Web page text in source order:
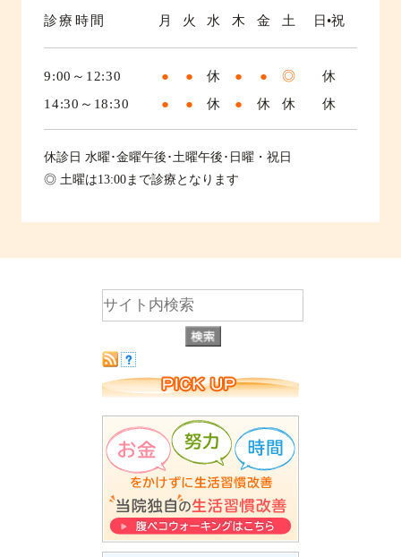
診療時間 月 火 水 木 金 土 日•祝
9:00～12:30 ● ● 休 ● ● ◎
休
14:30～18:30
● ● 休 ● 休 休 休
休診日 水曜･金曜午後･土曜午後･日曜・祝日
◎ 土曜は13:00まで診療となります